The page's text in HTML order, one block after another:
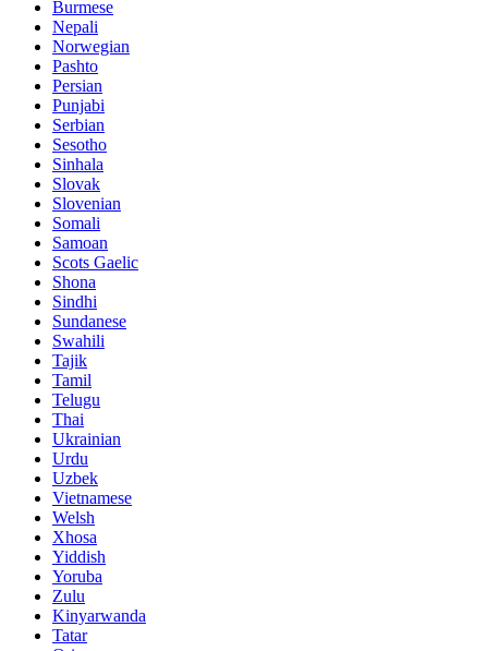
Burmese
Nepali
Norwegian
Pashto
Persian
Punjabi
Serbian
Sesotho
Sinhala
Slovak
Slovenian
Somali
Samoan
Scots Gaelic
Shona
Sindhi
Sundanese
Swahili
Tajik
Tamil
Telugu
Thai
Ukrainian
Urdu
Uzbek
Vietnamese
Welsh
Xhosa
Yiddish
Yoruba
Zulu
Kinyarwanda
Tatar